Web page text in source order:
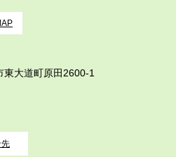
東大道町原田2600-1